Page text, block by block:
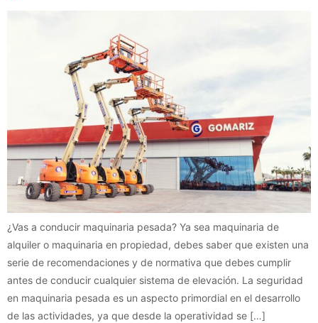
¿Vas a conducir maquinaria pesada? Ya sea maquinaria de
alquiler o maquinaria en propiedad, debes saber que existen una
serie de recomendaciones y de normativa que debes cumplir
antes de conducir cualquier sistema de elevación. La seguridad
en maquinaria pesada es un aspecto primordial en el desarrollo
de las actividades, ya que desde la operatividad se […]